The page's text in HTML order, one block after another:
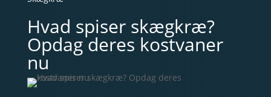
Hvad spiser skægkræ?
Opdag deres kostvaner
nu